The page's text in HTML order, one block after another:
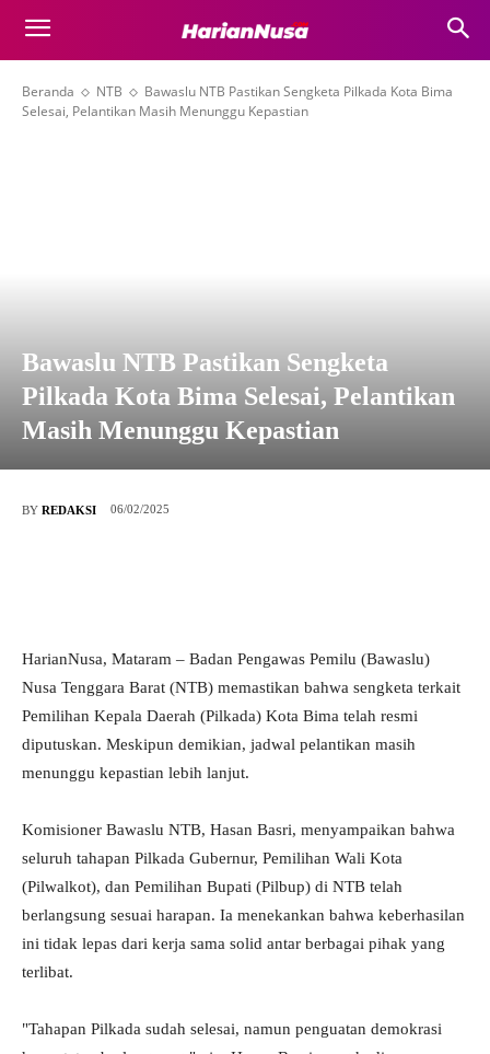
Beranda NTB
Bawaslu NTB Pastikan Sengketa Pilkada Kota Bima
Selesai, Pelantikan Masih Menunggu Kepastian
Bawaslu NTB Pastikan Sengketa
Pilkada Kota Bima Selesai, Pelantikan
Masih Menunggu Kepastian
BY REDAKSI 06/02/2025
HarianNusa, Mataram – Badan Pengawas Pemilu (Bawaslu)
Nusa Tenggara Barat (NTB) memastikan bahwa sengketa terkait
Pemilihan Kepala Daerah (Pilkada) Kota Bima telah resmi
diputuskan. Meskipun demikian, jadwal pelantikan masih
menunggu kepastian lebih lanjut.
Komisioner Bawaslu NTB, Hasan Basri, menyampaikan bahwa
seluruh tahapan Pilkada Gubernur, Pemilihan Wali Kota
(Pilwalkot), dan Pemilihan Bupati (Pilbup) di NTB telah
berlangsung sesuai harapan. Ia menekankan bahwa keberhasilan
ini tidak lepas dari kerja sama solid antar berbagai pihak yang
terlibat.
"Tahapan Pilkada sudah selesai, namun penguatan demokrasi